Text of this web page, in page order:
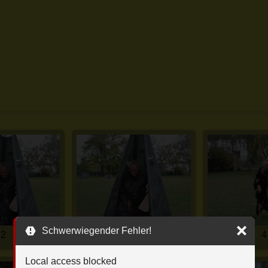
2 3 4
Schwerwiegender Fehler!
Local access blocked